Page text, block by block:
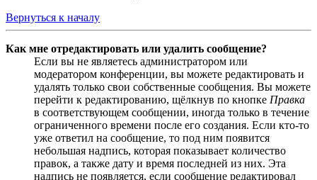
Вернуться к началу
Как мне отредактировать или удалить сообщение?
Если вы не являетесь администратором или
модератором конференции, вы можете редактировать и
удалять только свои собственные сообщения. Вы можете
перейти к редактированию, щёлкнув по кнопке Правка
в соответствующем сообщении, иногда только в течение
ограниченного времени после его создания. Если кто-то
уже ответил на сообщение, то под ним появится
небольшая надпись, которая показывает количество
правок, а также дату и время последней из них. Эта
надпись не появляется, если сообщение редактировал